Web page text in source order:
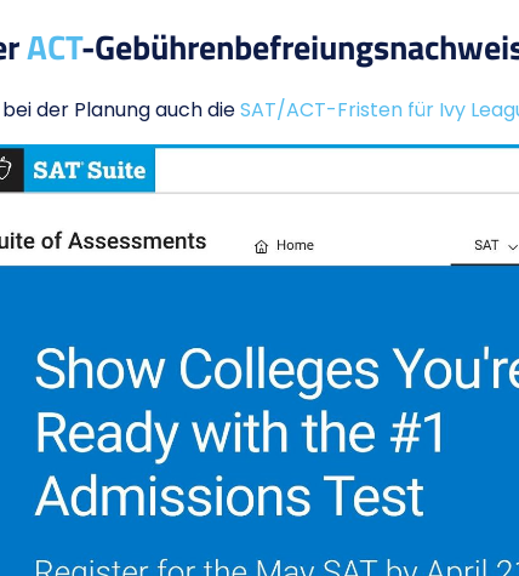
ACT-
der Planung auch dieSAT/ACT-Fristen für Ivy